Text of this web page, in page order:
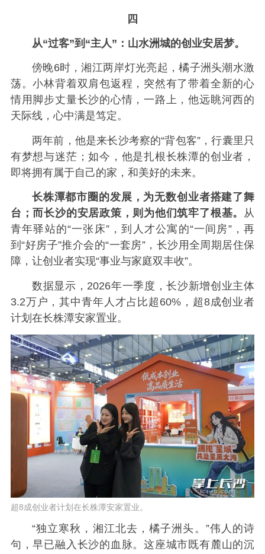
四
从“过客”到“主人”：山水洲城的创业安居梦。
傍晚6时，湘江两岸灯光亮起，橘子洲头潮水激
荡。小林背着双肩包返程，突然有了带着全新的心
情用脚步丈量长沙的心情，一路上，他远眺河西的
天际线，心中满是笃定。
两年前，他是来长沙考察的“背包客”，行囊里只
有梦想与迷茫；如今，他是扎根长株潭的创业者，
即将拥有属于自己的家，和美好的未来。
长株潭都市圈的发展，为无数创业者搭建了舞
台；而长沙的安居政策，则为他们筑牢了根基。 从
青年驿站的“一张床”，到人才公寓的“一间房”，再
到“好房子”推介会的“一套房”，长沙用全周期居住保
障，让创业者实现“事业与家庭双丰收”。
数据显示，2026年一季度，长沙新增创业主体
3.2万户，其中青年人才占比超60%，超8成创业者
计划在长株潭安家置业。
超8成创业者计划在长株潭安家置业。
“独立寒秋，湘江北去，橘子洲头。”伟人的诗
句，早已融入长沙的血脉。这座城市既有麓山的沉